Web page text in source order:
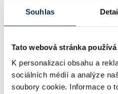
Souhlas
Tato webová stránka
K personalizaci obsahu a
sociálních médií a analýze
soubory cookie. Informace o